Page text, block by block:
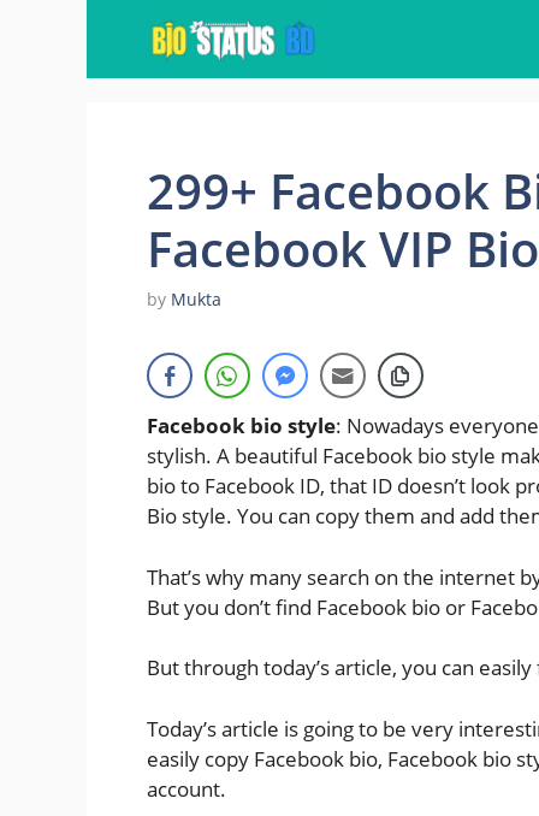
299+ Facebook
Facebook VIP
by Mukta
Facebook bio style: Nowadays
stylish. A beautiful Facebook bio style
bio to Facebook ID, that ID doesn’t look
Bio style. You can copy them and add
That’s why many search on the internet
But you don’t find Facebook bio or
But through today’s article, you can
Today’s article is going to be very
easily copy Facebook bio, Facebook bio
account.